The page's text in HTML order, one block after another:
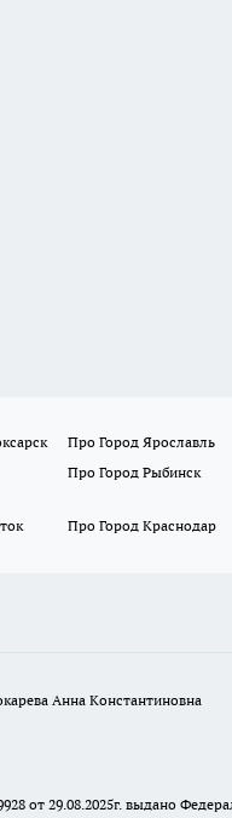
Про Город Ярославль
Про Город Рыбинск
Про Город Краснодар
Анна Константиновна
от 29.08.2025г. выдано